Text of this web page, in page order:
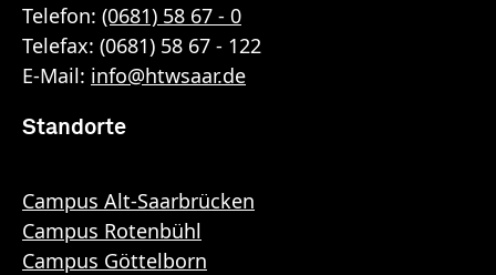
Telefon: (0681) 58 67 - 0
Telefax: (0681) 58 67 - 122
E-Mail: info@htwsaar.de
Standorte
Campus Alt-Saarbrücken
Campus Rotenbühl
Campus Göttelborn